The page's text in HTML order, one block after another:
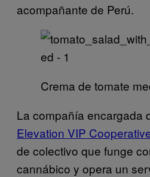
acompañante de Perú.
Crema de tomate
La compañía encargada
Elevation VIP
de colectivo que funge
cannábico y opera un